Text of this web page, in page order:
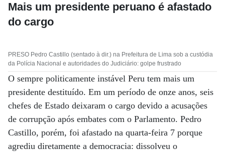
Mais um presidente peruano é afastado
do cargo
PRESO Pedro Castillo (sentado à dir.) na Prefeitura de Lima sob a custódia
da Polícia Nacional e autoridades do Judiciário: golpe frustrado
O sempre politicamente instável Peru tem mais um
presidente destituído. Em um período de onze anos, seis
chefes de Estado deixaram o cargo devido a acusações
de corrupção após embates com o Parlamento. Pedro
Castillo, porém, foi afastado na quarta-feira 7 porque
agrediu diretamente a democracia: dissolveu o